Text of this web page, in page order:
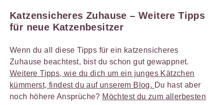
Katzensicheres Zuhause – Weitere Tipps
für neue Katzenbesitzer
Wenn du all diese Tipps für ein katzensicheres
Zuhause beachtest, bist du schon gut gewappnet.
Weitere Tipps, wie du dich um ein junges Kätzchen
kümmerst, findest du auf unserem Blog. Du hast aber
noch höhere Ansprüche? Möchtest du zum allerbesten